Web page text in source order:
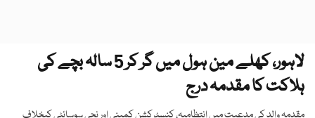
لاہور، کھلے مین ہول میں گر کر 5 سالہ بچے کی
ہلاکت کا مقدمہ درج